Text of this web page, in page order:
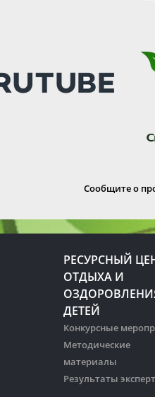
Сообщите о
РЕСУРСНЫЙ
ОТДЫХА И
ДЕТЕЙ
Конкурсные
Методические
материалы
Результаты